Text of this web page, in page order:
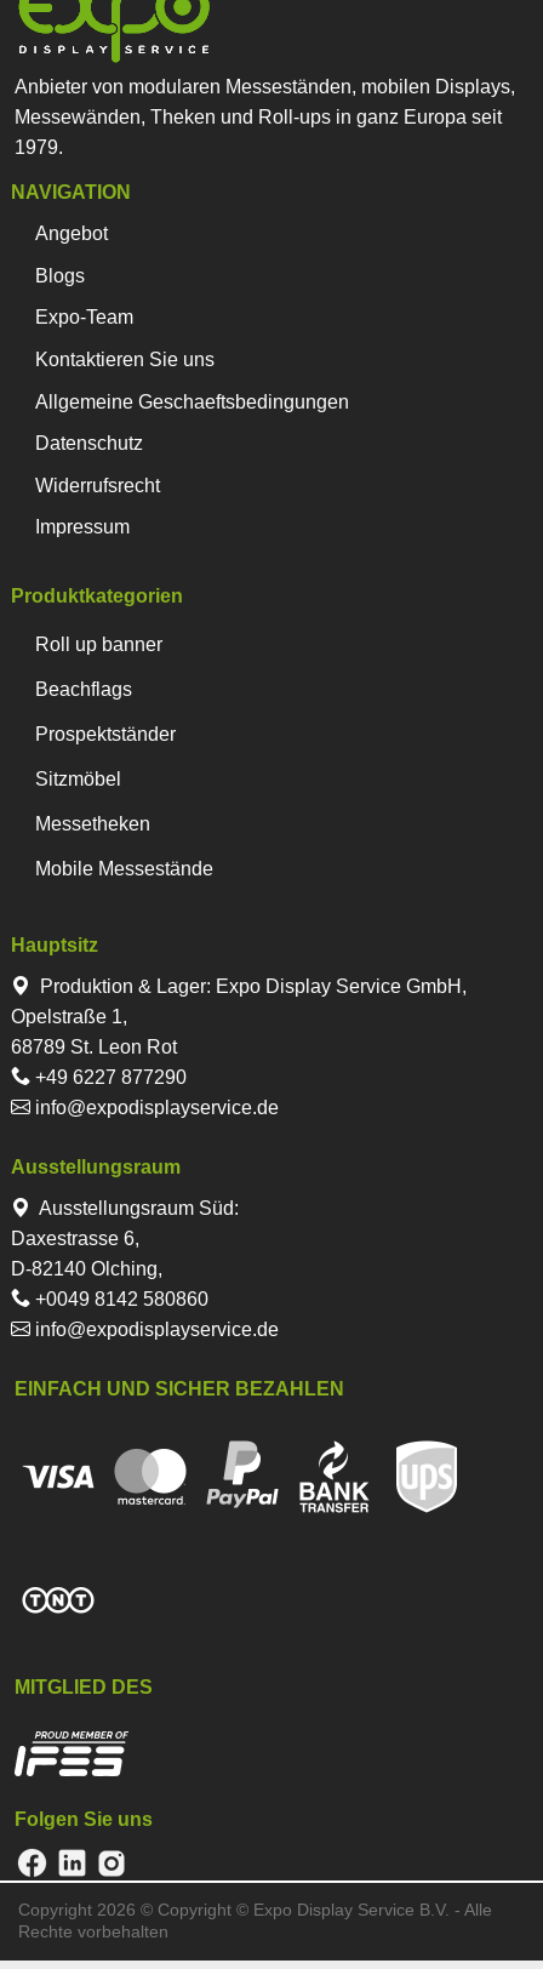
Anbieter von modularen Messeständen, mobilen Displays,
Messewänden, Theken und Roll-ups in ganz Europa seit
1979.
NAVIGATION
Angebot
Blogs
Expo-Team
Kontaktieren Sie uns
Allgemeine Geschaeftsbedingungen
Datenschutz
Widerrufsrecht
Impressum
Produktkategorien
Roll up banner
Beachflags
Prospektständer
Sitzmöbel
Messetheken
Mobile Messestände
Hauptsitz
Produktion & Lager: Expo Display Service GmbH,
Opelstraße 1,
68789 St. Leon Rot
+49 6227 877290
info@expodisplayservice.de
Ausstellungsraum
Ausstellungsraum Süd:
Daxestrasse 6,
D-82140 Olching,
+0049 8142 580860
info@expodisplayservice.de
EINFACH UND SICHER BEZAHLEN
MITGLIED DES
Folgen Sie uns
Copyright 2026 © Copyright © Expo Display Service B.V. - Alle
Rechte vorbehalten